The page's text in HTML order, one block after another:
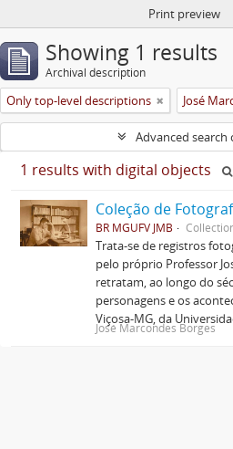
Print preview
Showing 1 results
Archival description
Only top-level descriptions José
Advanced search
1 results with digital objects
BR MGUFV JMB
Trata-se de registros
pelo próprio Professor
retratam, ao longo do
personagens e os
Viçosa-MG, da
José Marcondes Borges